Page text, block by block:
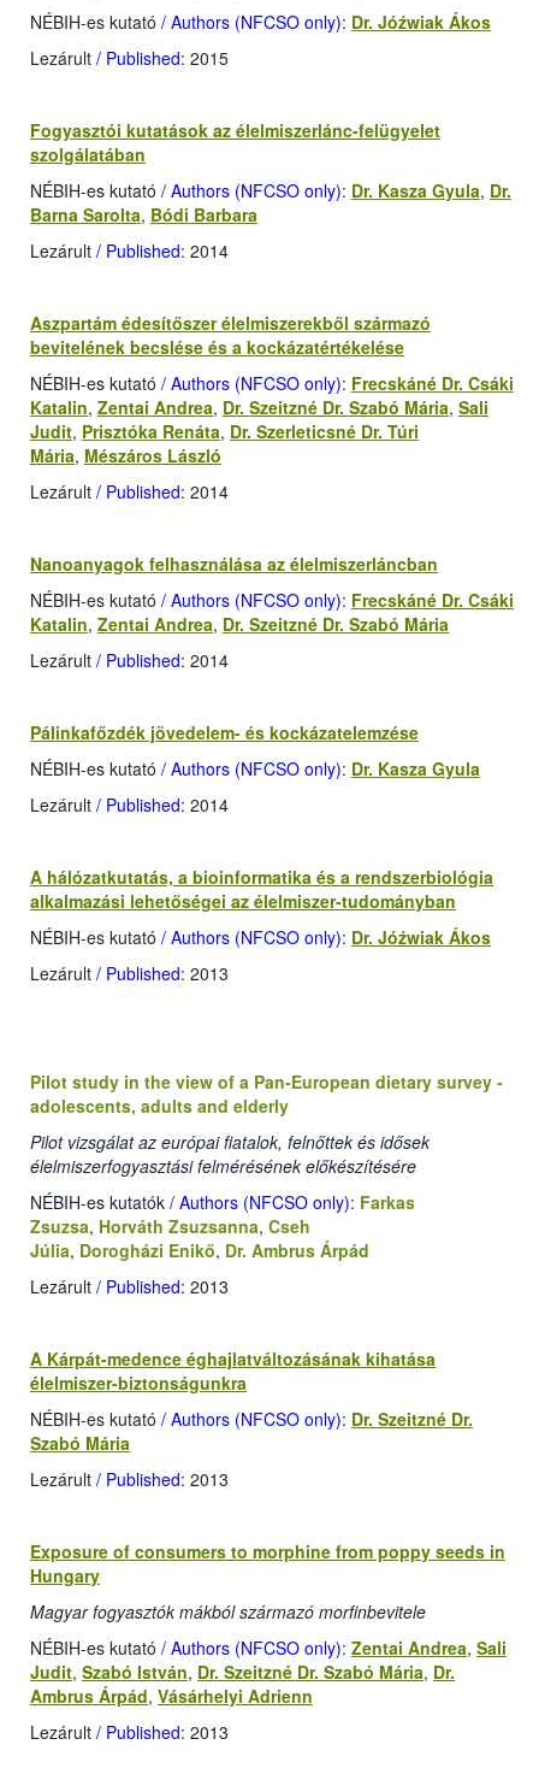
NÉBIH-es kutató / Authors (NFCSO only): Dr. Jóźwiak Ákos
Lezárult / Published: 2015
Fogyasztói kutatások az élelmiszerlánc-felügyelet
szolgálatában
NÉBIH-es kutató / Authors (NFCSO only): Dr. Kasza Gyula, Dr.
Barna Sarolta, Bódi Barbara
Lezárult / Published: 2014
Aszpartám édesítőszer élelmiszerekből származó
bevitelének becslése és a kockázatértékelése
NÉBIH-es kutató / Authors (NFCSO only): Frecskáné Dr. Csáki
Katalin, Zentai Andrea, Dr. Szeitzné Dr. Szabó Mária, Sali
Judit, Prisztóka Renáta, Dr. Szerleticsné Dr. Túri
Mária, Mészáros László
Lezárult / Published: 2014
Nanoanyagok felhasználása az élelmiszerláncban
NÉBIH-es kutató / Authors (NFCSO only): Frecskáné Dr. Csáki
Katalin, Zentai Andrea, Dr. Szeitzné Dr. Szabó Mária
Lezárult / Published: 2014
Pálinkafőzdék jövedelem- és kockázatelemzése
NÉBIH-es kutató / Authors (NFCSO only): Dr. Kasza Gyula
Lezárult / Published: 2014
A hálózatkutatás, a bioinformatika és a rendszerbiológia
alkalmazási lehetőségei az élelmiszer-tudományban
NÉBIH-es kutató / Authors (NFCSO only): Dr. Jóźwiak Ákos
Lezárult / Published: 2013
Pilot study in the view of a Pan-European dietary survey -
adolescents, adults and elderly
Pilot vizsgálat az európai fiatalok, felnőttek és idősek
élelmiszerfogyasztási felmérésének előkészítésére
NÉBIH-es kutatók / Authors (NFCSO only): Farkas
Zsuzsa, Horváth Zsuzsanna, Cseh
Júlia, Dorogházi Enikő, Dr. Ambrus Árpád
Lezárult / Published: 2013
A Kárpát-medence éghajlatváltozásának kihatása
élelmiszer-biztonságunkra
NÉBIH-es kutató / Authors (NFCSO only): Dr. Szeitzné Dr.
Szabó Mária
Lezárult / Published: 2013
Exposure of consumers to morphine from poppy seeds in
Hungary
Magyar fogyasztók mákból származó morfinbevitele
NÉBIH-es kutató / Authors (NFCSO only): Zentai Andrea, Sali
Judit, Szabó István, Dr. Szeitzné Dr. Szabó Mária, Dr.
Ambrus Árpád, Vásárhelyi Adrienn
Lezárult / Published: 2013